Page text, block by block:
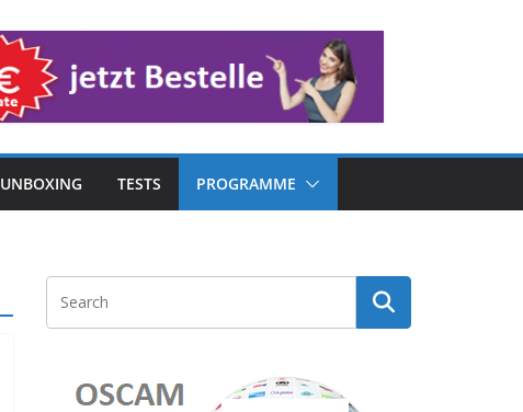
UNBOXING TESTS PROGRAMME